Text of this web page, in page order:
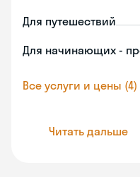
Для путешествий
Для начинающих -
Все услуги и цены (4)
Читать дальше